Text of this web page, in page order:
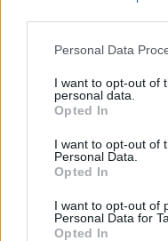
Personal Data
I want to opt-out of
personal data.
Opted In
I want to opt-out of
Personal Data.
Opted In
I want to opt-out of
Personal Data for
Opted In
μετά από πτώση
09/08/2026 12:07